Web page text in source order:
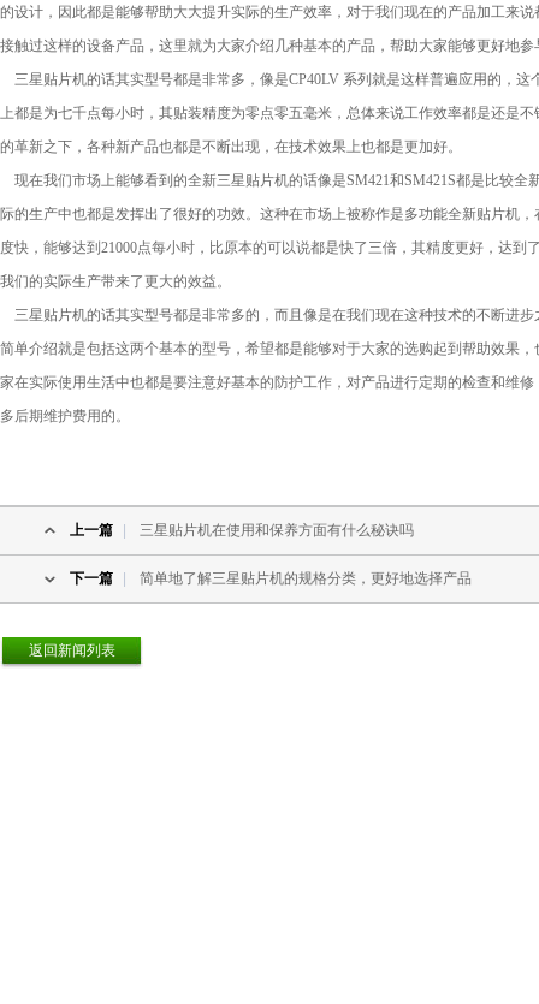
的设计，因此都是能够帮助大大提升实际的生产效率，对于我们现在的产品加工来
接触过这样的设备产品，这里就为大家介绍几种基本的产品，帮助大家能够更好地
三星贴片机的话其实型号都是非常多，像是CP40LV 系列就是这样普遍应用的，
上都是为七千点每小时，其贴装精度为零点零五毫米，总体来说工作效率都是还是
的革新之下，各种新产品也都是不断出现，在技术效果上也都是更加好。
现在我们市场上能够看到的全新三星贴片机的话像是SM421和SM421S都是比较
际的生产中也都是发挥出了很好的功效。这种在市场上被称作是多功能全新贴片机
度快，能够达到21000点每小时，比原本的可以说都是快了三倍，其精度更好，达到
我们的实际生产带来了更大的效益。
三星贴片机的话其实型号都是非常多的，而且像是在我们现在这种技术的不断进
简单介绍就是包括这两个基本的型号，希望都是能够对于大家的选购起到帮助效果
家在实际使用生活中也都是要注意好基本的防护工作，对产品进行定期的检查和维
多后期维护费用的。
上一篇 三星贴片机在使用和保养方面有什么秘诀吗
下一篇 简单地了解三星贴片机的规格分类，更好地选择产品
返回新闻列表